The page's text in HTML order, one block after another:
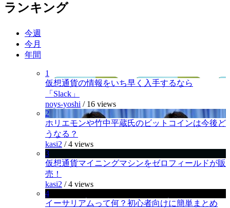
ランキング
今週
今月
年間
1
仮想通貨の情報をいち早く入手するなら
「Slack」
noys-yoshi / 16 views
2
ホリエモンや竹中平蔵氏のビットコインは今後ど
うなる？
kasi2 /4 views
3
仮想通貨マイニングマシンをゼロフィールドが販
売！
kasi2 /4 views
4
イーサリアムって何？初心者向けに簡単まとめ